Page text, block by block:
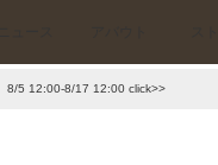
8/5 12:00-8/17 12:00 click>>